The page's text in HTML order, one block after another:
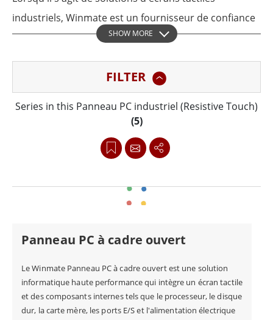
industriels, Winmate est un fournisseur de confiance
de panels PC de haute qualité conçus pour résister à
une large gamme d'options de boîtiers et de
technologies d'écrans tactiles disponibles, les PC
industriels de Winmate peuvent répondre aux
exigences de diverses applications dans tous les
Que ce soit dans les usines intelligentes, les secteurs
de systèmes de surveillance et de contrôle, les panels
et durables. Nos ordinateurs industriels à écran
tactile sont conçus pour résister aux chocs, à
l'humidité, à l'eau et à la poussière, ce qui les rend
SHOW MORE
FILTER
Series in this Panneau PC industriel (Resistive Touch)
(5)
Panneau PC à cadre ouvert
Le Winmate Panneau PC à cadre ouvert est une solution
informatique haute performance qui intègre un écran tactile
et des composants internes tels que le processeur, le disque
dur, la carte mère, les ports E/S et l'alimentation électrique